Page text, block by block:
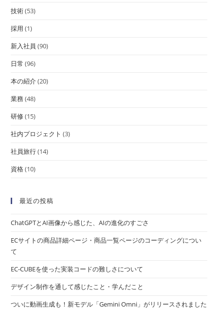
技術(53)
採用 (1)
新入社員 (90)
日常 (96)
本の紹介(20)
業務(48)
研修(15)
社内プロジェクト (3)
社員旅行(14)
資格(10)
最近の投稿
ChatGPTとAI画像から感じた、AIの進化のすごさ
ECサイトの商品詳細ページ・商品一覧ページのコーディングについ
て
EC-CUBEを使った実装コードの難しさについて
デザイン制作を通して感じたこと・学んだこと
ついに動画生成も！新モデル「Gemini Omni」がリリースされました